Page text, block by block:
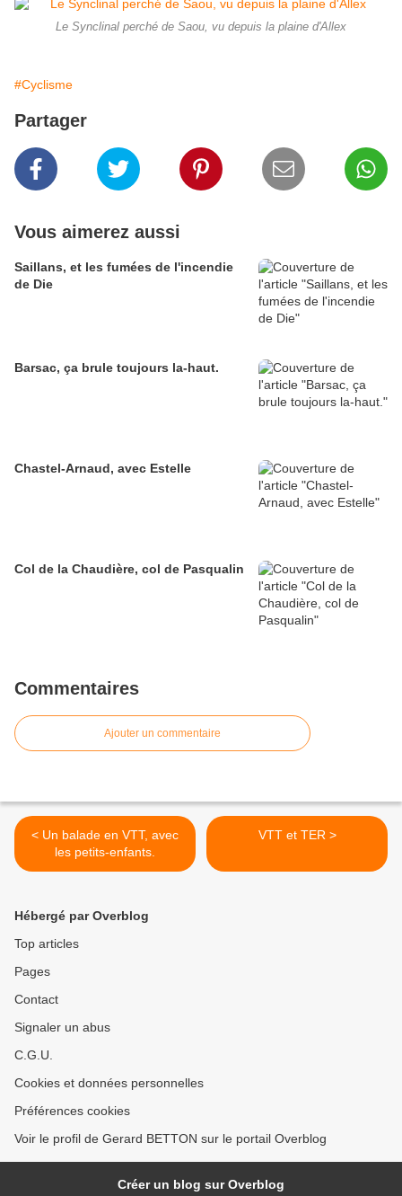
Le Synclinal perché de Saou, vu depuis la plaine d'Allex
#Cyclisme
Partager
Vous aimerez aussi
Saillans, et les fumées de l'incendie
de Die
Barsac, ça brule toujours la-haut.
Chastel-Arnaud, avec Estelle
Col de la Chaudière, col de Pasqualin
Commentaires
Ajouter un commentaire
< Un balade en VTT, avec
les petits-enfants.
VTT et TER >
Hébergé par Overblog
Top articles
Pages
Contact
Signaler un abus
C.G.U.
Cookies et données personnelles
Préférences cookies
Voir le profil de Gerard BETTON sur le portail Overblog
Créer un blog sur Overblog